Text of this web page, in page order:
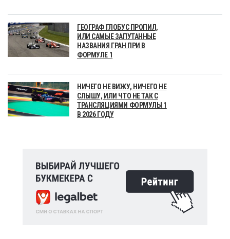
ГЕОГРАФ ГЛОБУС ПРОПИЛ,
ИЛИ САМЫЕ ЗАПУТАННЫЕ
НАЗВАНИЯ ГРАН ПРИ В
ФОРМУЛЕ 1
НИЧЕГО НЕ ВИЖУ, НИЧЕГО НЕ
СЛЫШУ, ИЛИ ЧТО НЕ ТАК С
ТРАНСЛЯЦИЯМИ ФОРМУЛЫ 1
В 2026 ГОДУ